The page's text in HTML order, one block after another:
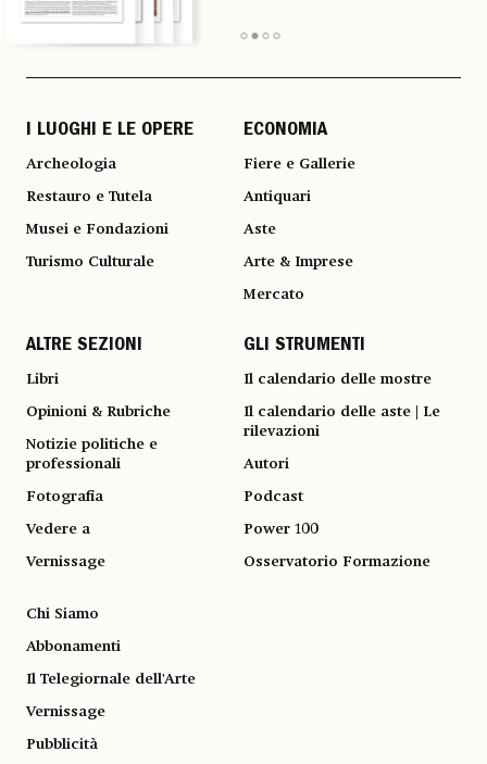
I LUOGHI E LE OPERE
Archeologia
Restauro e Tutela
Musei e Fondazioni
Turismo Culturale
ECONOMIA
Fiere e Gallerie
Antiquari
Aste
Arte & Imprese
Mercato
ALTRE SEZIONI
Libri
Opinioni & Rubriche
Notizie politiche e
professionali
Fotografia
Vedere a
Vernissage
GLI STRUMENTI
Il calendario delle mostre
Il calendario delle aste | Le
rilevazioni
Autori
Podcast
Power 100
Osservatorio Formazione
Chi Siamo
Abbonamenti
Il Telegiornale dell'Arte
Vernissage
Pubblicità